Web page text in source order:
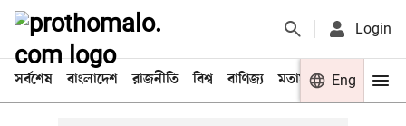
Login
সর্বশেষ বাংলাদেশ রাজনীতি বিশ্ব বাণিজ্য মতামত খেলা
Eng